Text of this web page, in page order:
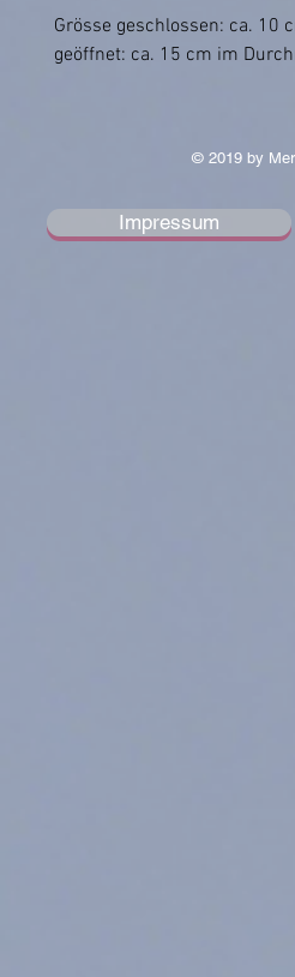
Grösse geschlossen: ca. 10
geöffnet: ca. 15 cm im
© 2019 by
Impressum